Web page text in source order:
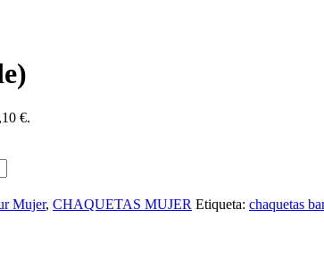
€.
Mujer, CHAQUETAS MUJER Etiqueta: chaquetas